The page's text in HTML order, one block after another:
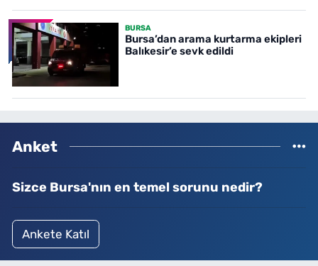
BURSA
Bursa’dan arama kurtarma ekipleri
Balıkesir’e sevk edildi
Anket
Sizce Bursa'nın en temel sorunu nedir?
Ankete Katıl